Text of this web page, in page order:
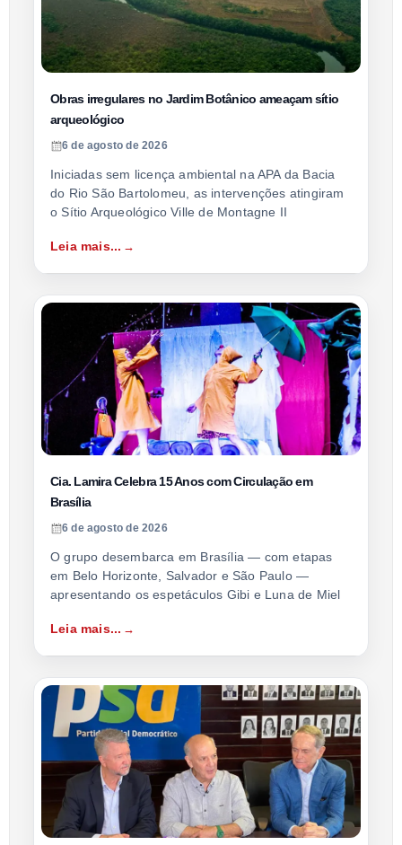
Obras irregulares no Jardim Botânico ameaçam sítio
arqueológico
6 de agosto de 2026
Iniciadas sem licença ambiental na APA da Bacia
do Rio São Bartolomeu, as intervenções atingiram
o Sítio Arqueológico Ville de Montagne II
Leia mais...
Cia. Lamira Celebra 15 Anos com Circulação em
Brasília
6 de agosto de 2026
O grupo desembarca em Brasília — com etapas
em Belo Horizonte, Salvador e São Paulo —
apresentando os espetáculos Gibi e Luna de Miel
Leia mais...